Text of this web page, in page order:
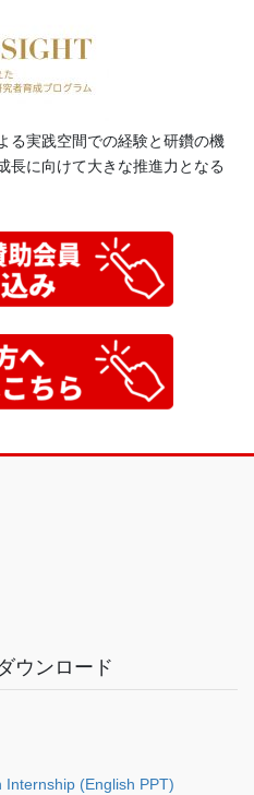
る実践空間での経験と研鑽の機
長に向けて大きな推進力となる
ウンロード
(English PPT)